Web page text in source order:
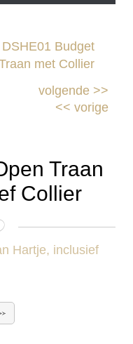
DSHE01 Budget
met Collier
volgende>>
<< vorige
Traan
Collier